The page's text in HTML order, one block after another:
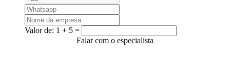
Valor de: 1 + 5 =
Falar com o especialista